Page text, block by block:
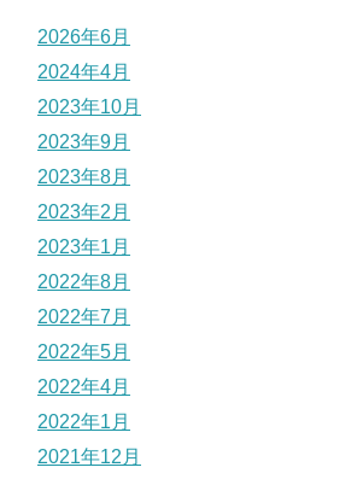
2026年6月
2024年4月
2023年10月
2023年9月
2023年8月
2023年2月
2023年1月
2022年8月
2022年7月
2022年5月
2022年4月
2022年1月
2021年12月